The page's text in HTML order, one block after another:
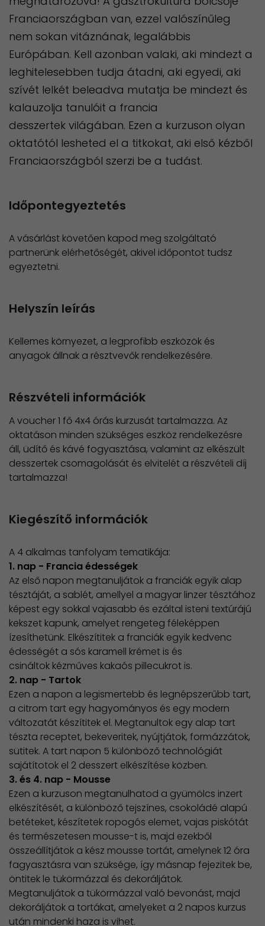
Franciaországban van, ezzel valószínűleg
nem sokan vitáznának, legalábbis
Európában. Kell azonban valaki, aki mindezt a
leghitelesebben tudja átadni, aki egyedi, aki
szívét lelkét beleadva mutatja be mindezt és
kalauzolja tanulóit a francia
desszertek világában. Ezen a kurzuson olyan
oktatótól lesheted el a titkokat, aki első kézből
Franciaországból szerzi be a tudást.
Időpontegyeztetés
A vásárlást követően kapod meg szolgáltató
partnerünk elérhetőségét, akivel időpontot tudsz
egyeztetni.
Helyszín leírás
Kellemes környezet, a legprofibb eszközök és
anyagok állnak a résztvevők rendelkezésére.
Részvételi információk
A voucher 1 fő 4x4 órás kurzusát tartalmazza. Az
oktatáson minden szükséges eszköz rendelkezésre
áll, üdítő és kávé fogyasztása, valamint az elkészült
desszertek csomagolását és elvitelét a részvételi díj
tartalmazza!
Kiegészítő információk
A 4 alkalmas tanfolyam tematikája:
1. nap - Francia édességek
Az első napon megtanuljátok a franciák egyik alap
tésztáját, a sablét, amellyel a magyar linzer tésztához
képest egy sokkal vajasabb és ezáltal isteni textúrájú
kekszet kapunk, amelyet rengeteg féleképpen
ízesíthetünk. Elkészítitek a franciák egyik kedvenc
édességét a sós karamell krémet is és
csináltok kézműves kakaós pillecukrot is.
2. nap - Tartok
Ezen a napon a legismertebb és legnépszerűbb tart,
a citrom tart egy hagyományos és egy modern
változatát készítitek el. Megtanultok egy alap tart
tészta receptet, bekeveritek, nyújtjátok, formázzátok,
sütitek. A tart napon 5 különböző technológiát
sajátítotok el 2 desszert elkészítése közben.
3. és 4. nap - Mousse
Ezen a kurzuson megtanulhatod a gyümölcs inzert
elkészítését, a különböző tejszínes, csokoládé alapú
betéteket, készítetek ropogós elemet, vajas piskótát
és természetesen mousse-t is, majd ezekből
összeállítjátok a kész mousse tortát, amelynek 12 óra
fagyasztásra van szüksége, így másnap fejezitek be,
öntitek le tükörmázzal és dekoráljátok.
Megtanuljátok a tükörmázzal való bevonást, majd
dekoráljátok a tortákat, amelyeket a 2 napos kurzus
után mindenki haza is vihet.​